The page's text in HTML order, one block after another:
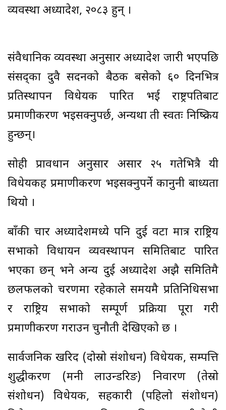
व्यवस्था अध्यादेश, २०८३ हुन् ।
संवैधानिक व्यवस्था अनुसार अध्यादेश जारी भएपछि
संसद्का दुवै सदनको बैठक बसेको ६० दिनभित्र
प्रतिस्थापन विधेयक पारित भई राष्ट्रपतिबाट
प्रमाणीकरण भइसक्नुपर्छ, अन्यथा ती स्वतः निष्क्रिय
हुन्छन्।
सोही प्रावधान अनुसार असार २५ गतेभित्रै यी
विधेयकहरू प्रमाणीकरण भइसक्नुपर्ने कानुनी बाध्यता
थियो ।
बाँकी चार अध्यादेशमध्ये पनि दुई वटा मात्र राष्ट्रिय
सभाको विधायन व्यवस्थापन समितिबाट पारित
भएका छन् भने अन्य दुई अध्यादेश अझै समितिमै
छलफलको चरणमा रहेकाले समयमै प्रतिनिधिसभा
र राष्ट्रिय सभाको सम्पूर्ण प्रक्रिया पूरा गरी
प्रमाणीकरण गराउन चुनौती देखिएको छ ।
सार्वजनिक खरिद (दोस्रो संशोधन) विधेयक, सम्पत्ति
शुद्धीकरण (मनी लाउन्डरिङ) निवारण (तेस्रो
संशोधन) विधेयक, सहकारी (पहिलो संशोधन)